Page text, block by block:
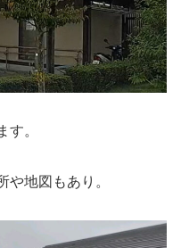
す。
や地図もあり。